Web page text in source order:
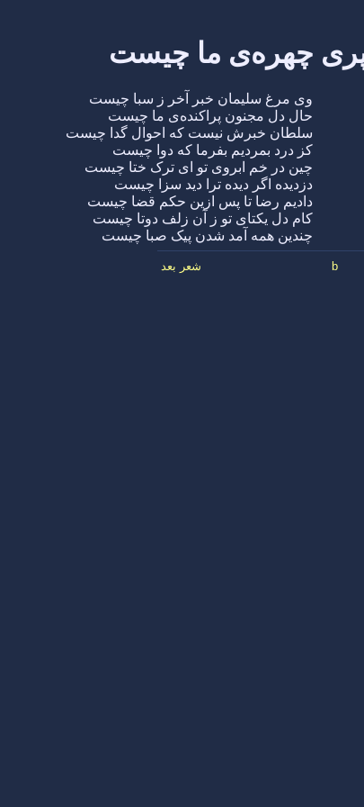
پری چهره‌ی ما چیست
وی مرغ سلیمان خبر آخر ز سبا چیست
حال دل مجنون پراکنده‌ی ما چیست
سلطان خبرش نیست که احوال گدا چیست
کز درد بمردیم بفرما که دوا چیست
چین در خم ابروی تو ای ترک ختا چیست
دزدیده اگر دیده ترا دید سزا چیست
دادیم رضا تا پس ازین حکم قضا چیست
کام دل یکتای تو ز آن زلف دوتا چیست
چندین همه آمد شدن پیک صبا چیست
b شعر بعد